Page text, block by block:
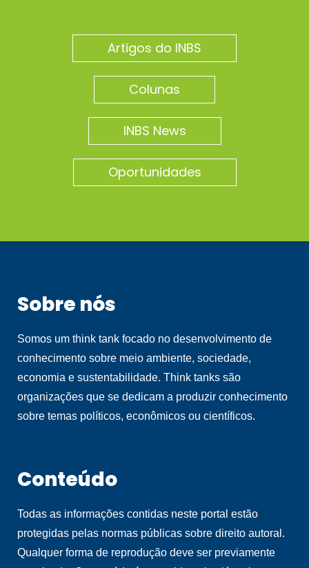
Artigos do INBS
Colunas
INBS News
Oportunidades
Sobre nós
Somos um think tank focado no desenvolvimento de
conhecimento sobre meio ambiente, sociedade,
economia e sustentabilidade. Think tanks são
organizações que se dedicam a produzir conhecimento
sobre temas políticos, econômicos ou científicos.
Conteúdo
Todas as informações contidas neste portal estão
protegidas pelas normas públicas sobre direito autoral.
Qualquer forma de reprodução deve ser previamente